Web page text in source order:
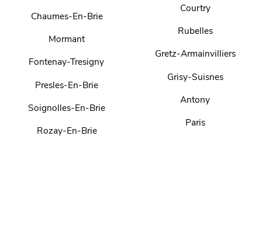
Chaumes-En-Brie
Mormant
Fontenay-Tresigny
Presles-En-Brie
Soignolles-En-Brie
Rozay-En-Brie
Courtry
Rubelles
Gretz-Armainvilliers
Grisy-Suisnes
Antony
Paris